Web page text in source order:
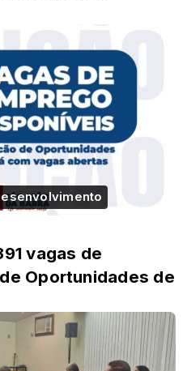
vagas de
Oportunidades de